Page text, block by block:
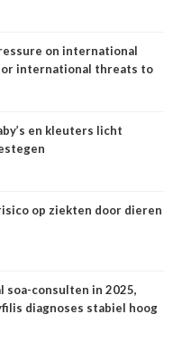
on international
international threats to
en kleuters licht
op ziekten door dieren
soa-consulten in 2025,
diagnoses stabiel hoog